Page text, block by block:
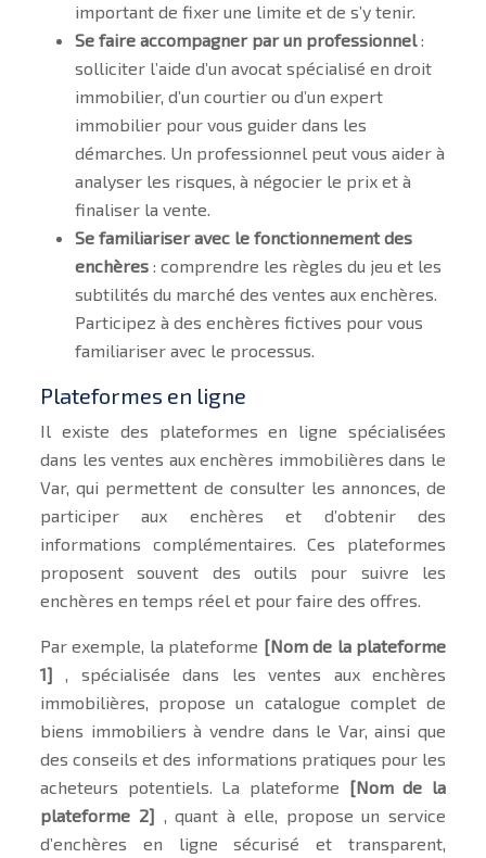
important de fixer une limite et de s’y tenir.
Se faire accompagner par un professionnel:
solliciter l’aide d’un avocat spécialisé en droit
immobilier, d’un courtier ou d’un expert
immobilier pour vous guider dans les
démarches. Un professionnel peut vous aider à
analyser les risques, à négocier le prix et à
finaliser la vente.
Se familiariser avec le fonctionnement des
enchères : comprendre les règles du jeu et les
subtilités du marché des ventes aux enchères.
Participez à des enchères fictives pour vous
familiariser avec le processus.
Plateformes en ligne
Il existe des plateformes en ligne spécialisées
dans les ventes aux enchères immobilières dans le
Var, qui permettent de consulter les annonces, de
participer aux enchères et d’obtenir des
informations complémentaires. Ces plateformes
proposent souvent des outils pour suivre les
enchères en temps réel et pour faire des offres.
Par exemple, la plateforme [Nom de la plateforme
1], spécialisée dans les ventes aux enchères
immobilières, propose un catalogue complet de
biens immobiliers à vendre dans le Var, ainsi que
des conseils et des informations pratiques pour les
acheteurs potentiels. La plateforme [Nom de la
plateforme 2] , quant à elle, propose un service
d’enchères en ligne sécurisé et transparent,